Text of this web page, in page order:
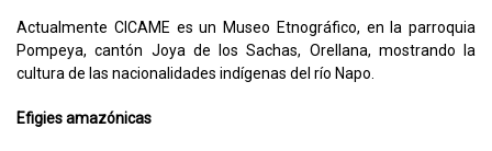
Actualmente CICAME es un Museo Etnográfico, en la parroquia
Pompeya, cantón Joya de los Sachas, Orellana, mostrando la
cultura de las nacionalidades indígenas del río Napo.
Efigies amazónicas